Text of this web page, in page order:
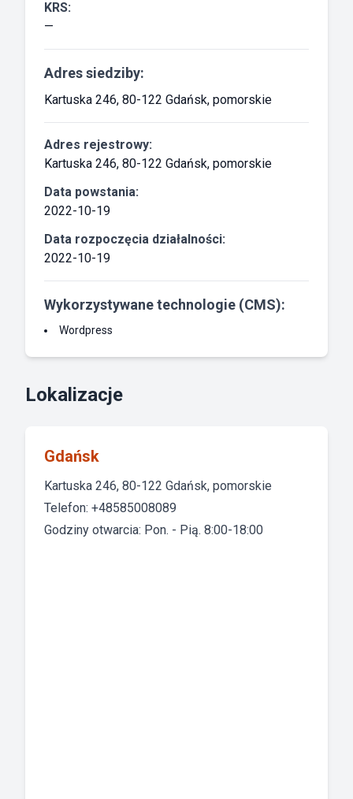
KRS:
—
Adres siedziby:
Kartuska 246, 80-122 Gdańsk, pomorskie
Adres rejestrowy:
Kartuska 246, 80-122 Gdańsk, pomorskie
Data powstania:
2022-10-19
Data rozpoczęcia działalności:
2022-10-19
Wykorzystywane technologie (CMS):
Wordpress
Lokalizacje
Gdańsk
Kartuska 246, 80-122 Gdańsk, pomorskie
Telefon: +48585008089
Godziny otwarcia: Pon. - Pią. 8:00-18:00